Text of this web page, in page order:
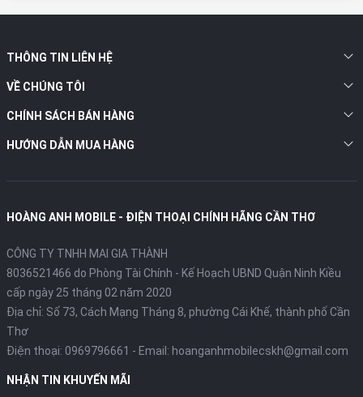
THÔNG TIN LIÊN HỆ
VỀ CHÚNG TÔI
CHÍNH SÁCH BÁN HÀNG
HƯỚNG DẪN MUA HÀNG
HOÀNG ANH MOBILE - ĐIỆN THOẠI CHÍNH HÃNG CẦN THƠ
CÔNG TY TNHH MAI GIA THÀNH
8036521466 do Phòng Tài Chính - Kế Hoạch UBND Quận Ninh Kiều
cấp ngày 25 tháng 02 năm 2020
Địa chỉ: Số 73, Cách Mạng Tháng 8, phường Cái Khế, thành phố Cần
Thơ
Điện thoại: 0969796661 - Email: hoanganhmobilecskh@gmail.com
NHẬN TIN KHUYẾN MÃI